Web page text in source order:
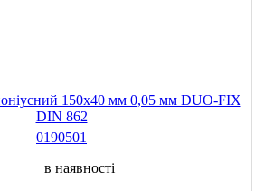
150х40 мм 0,05 мм DUO-FIX
DIN 862
0190501
в наявності